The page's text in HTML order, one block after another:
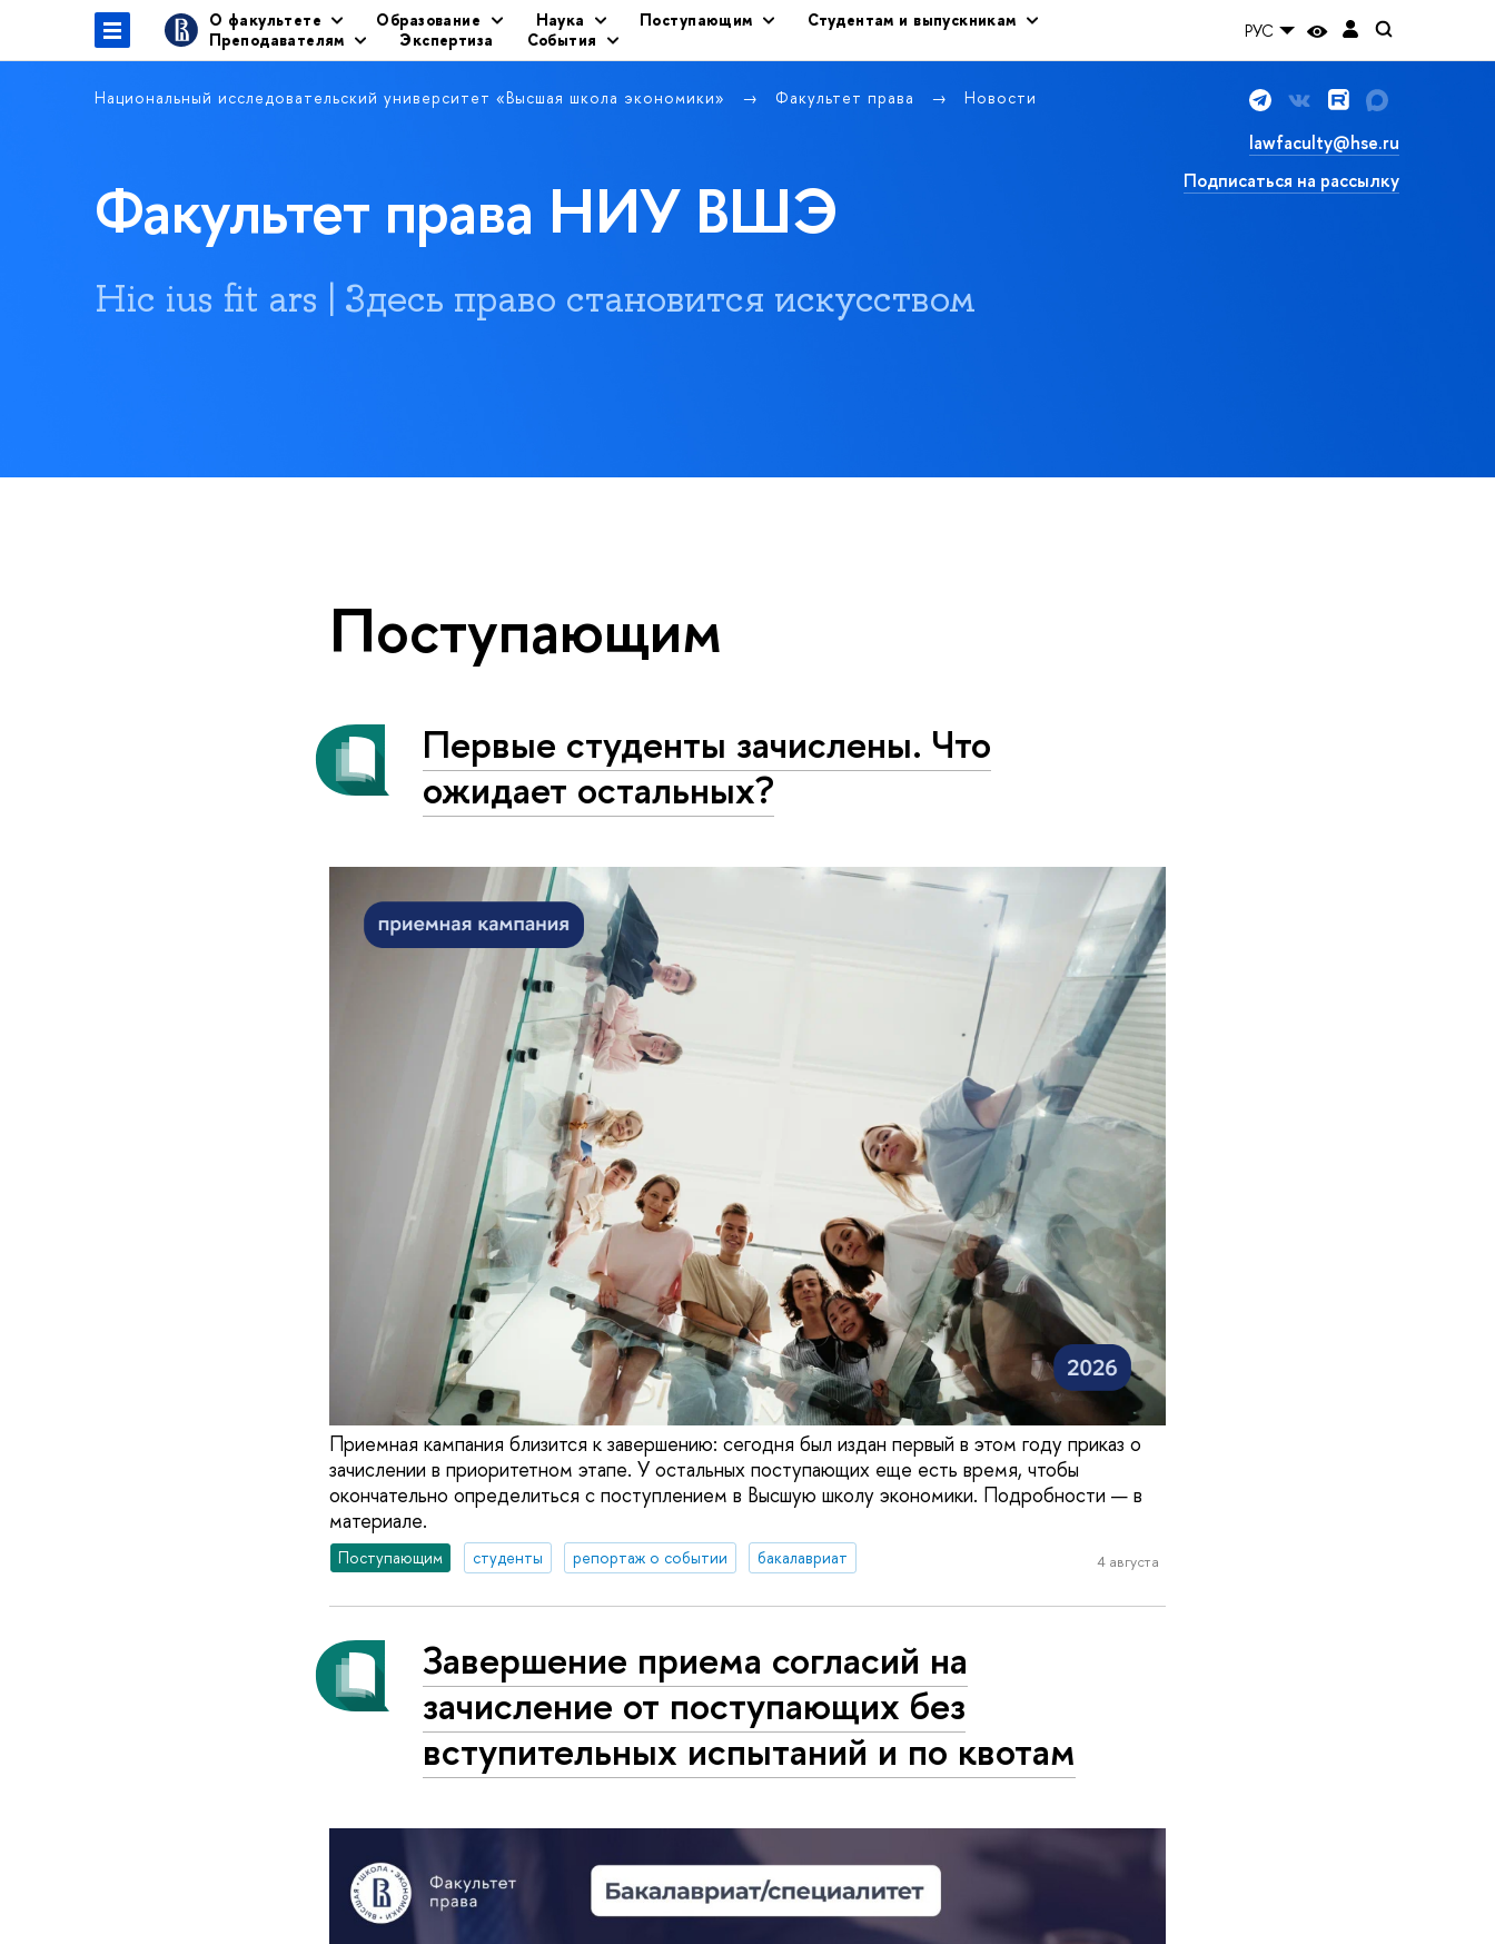
О факультете Образование Наука Поступающим
Студентам и выпускникам
Преподавателям
Экспертиза События РУС
Национальный исследовательский университет «Высшая школа экономики» Факультет права Новости
Факультет права НИУ ВШЭ
Hic ius fit ars | Здесь право становится искусством
lawfaculty@hse.ru
Подписаться на рассылку
Поступающим
Первые студенты зачислены. Что
ожидает остальных?
Приемная кампания близится к завершению: сегодня был издан первый в этом году приказ о
зачислении в приоритетном этапе. У остальных поступающих еще есть время, чтобы
окончательно определиться с поступлением в Высшую школу экономики. Подробности — в
материале.
Поступающим студенты репортаж о событии бакалавриат 4 августа
Завершение приема согласий на
зачисление от поступающих без
вступительных испытаний и по квотам